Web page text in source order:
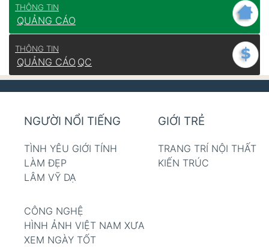
THÔNG TIN
QUẢNG CÁO
THÔNG TIN
QUẢNG CÁO QC
NGƯỜI NỔI TIẾNG
TÌNH YÊU GIỚI TÍNH
LÀM ĐẸP
LÂM VỸ DẠ
GIỚI TRẺ
TRANG TRÍ NỘI THẤT
KIẾN TRÚC
CÔNG NGHỆ
HÌNH ẢNH VIỆT NAM XƯA
XEM NGÀY TỐT